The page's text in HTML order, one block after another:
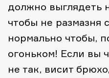
должно выглядеть
чтобы не размазня
нормально чтобы,
огоньком! Если вы
не так, висит